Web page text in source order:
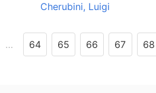
Cherubini, Luigi
… 64 65 66 67 68